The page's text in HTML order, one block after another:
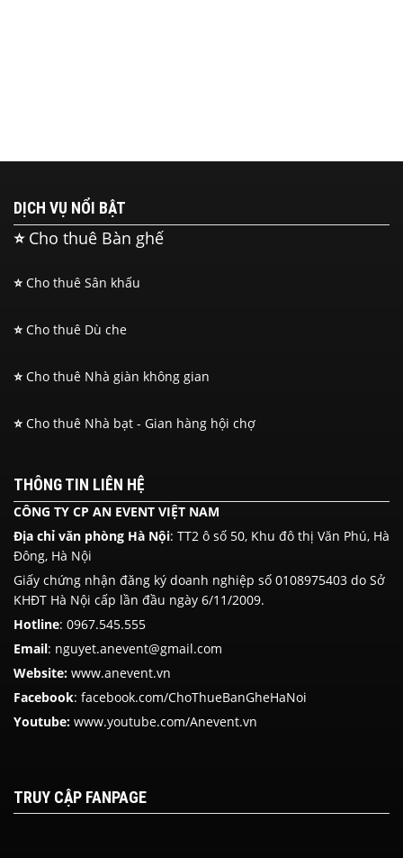
DỊCH VỤ NỔI BẬT
⭐ Cho thuê Bàn ghế
⭐ Cho thuê Sân khấu
⭐ Cho thuê Dù che
⭐ Cho thuê Nhà giàn không gian
⭐ Cho thuê Nhà bạt - Gian hàng hội chợ
THÔNG TIN LIÊN HỆ
CÔNG TY CP AN EVENT VIỆT NAM
Địa chỉ văn phòng Hà Nội: TT2 ô số 50, Khu đô thị Văn Phú, Hà
Đông, Hà Nội
Giấy chứng nhận đăng ký doanh nghiệp số 0108975403 do Sở
KHĐT Hà Nội cấp lần đầu ngày 6/11/2009.
Hotline: 0967.545.555
Email: nguyet.anevent@gmail.com
Website: www.anevent.vn
Facebook: facebook.com/ChoThueBanGheHaNoi
Youtube: www.youtube.com/Anevent.vn
TRUY CẬP FANPAGE